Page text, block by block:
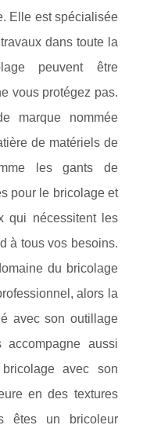
Elle est spécialisée
dans toute la
peuvent être
vous protégez pas.
marque nommée
de matériels de
les gants de
pour le bricolage et
qui nécessitent les
à tous vos besoins.
du bricolage
alors la
avec son outillage
accompagne aussi
avec son
en des textures
êtes un bricoleur